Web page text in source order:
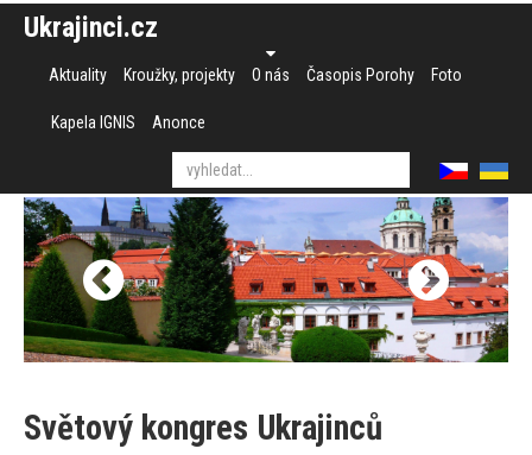
Ukrajinci.cz
Aktuality Kroužky, projekty O nás Časopis Porohy Foto
Kapela IGNIS Anonce
Světový kongres Ukrajinců